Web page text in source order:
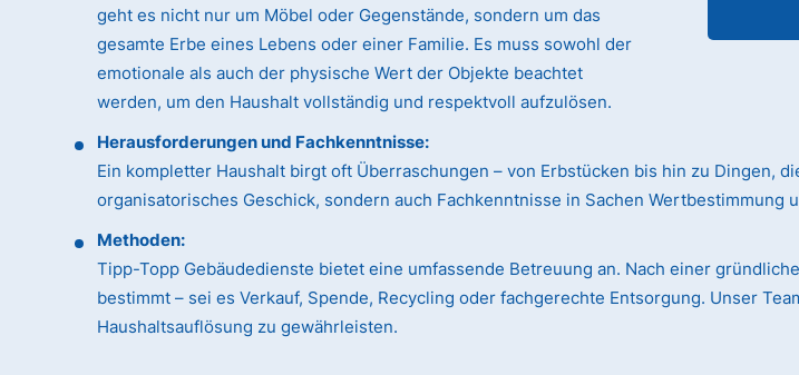
geht es nicht nur um Möbel oder Gegenstände, sondern um das
gesamte Erbe eines Lebens oder einer Familie. Es muss sowohl der
emotionale als auch der physische Wert der Objekte beachtet
werden, um den Haushalt vollständig und respektvoll aufzulösen.
Herausforderungen und Fachkenntnisse:
Ein kompletter Haushalt birgt oft Überraschungen – von Erbstücken bis hin zu
organisatorisches Geschick, sondern auch Fachkenntnisse in Sachen Wertbestimmung
Methoden:
Tipp-Topp Gebäudedienste bietet eine umfassende Betreuung an. Nach einer
bestimmt – sei es Verkauf, Spende, Recycling oder fachgerechte Entsorgung. Unser
Haushaltsauflösung zu gewährleisten.